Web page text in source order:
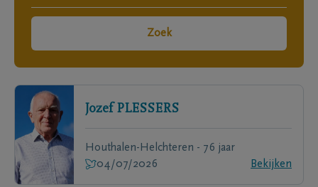
Zoek
Jozef PLESSERS
Houthalen-Helchteren - 76 jaar
04/07/2026
Bekijken